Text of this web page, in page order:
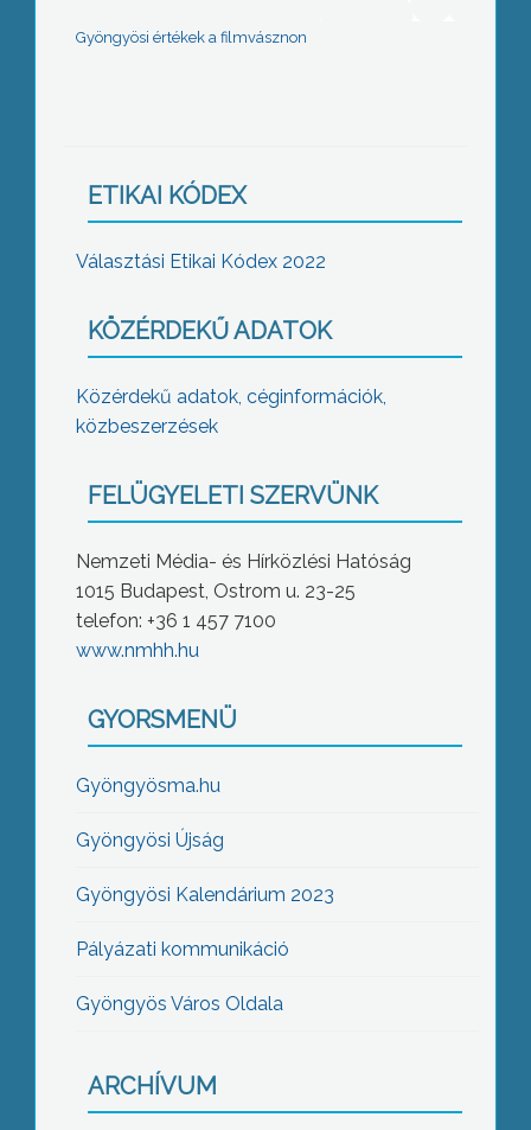
Gyöngyösi értékek a filmvásznon
ETIKAI KÓDEX
Választási Etikai Kódex 2022
KÖZÉRDEKŰ ADATOK
Közérdekű adatok, céginformációk,
közbeszerzések
FELÜGYELETI SZERVÜNK
Nemzeti Média- és Hírközlési Hatóság
1015 Budapest, Ostrom u. 23-25
telefon: +36 1 457 7100
www.nmhh.hu
GYORSMENÜ
Gyöngyösma.hu
Gyöngyösi Újság
Gyöngyösi Kalendárium 2023
Pályázati kommunikáció
Gyöngyös Város Oldala
ARCHÍVUM